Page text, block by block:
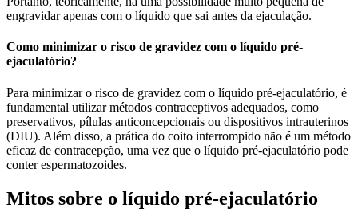
engravidar apenas com o líquido que sai antes da ejaculação.
Como minimizar o risco de gravidez com o líquido pré-
ejaculatório?
Para minimizar o risco de gravidez com o líquido pré-ejaculatório, é
fundamental utilizar métodos contraceptivos adequados, como
preservativos, pílulas anticoncepcionais ou dispositivos intrauterinos
(DIU). Além disso, a prática do coito interrompido não é um método
eficaz de contracepção, uma vez que o líquido pré-ejaculatório pode
conter espermatozoides.
Mitos sobre o líquido pré-ejaculatório